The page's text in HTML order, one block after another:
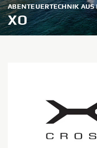
ABENTEUERTECHNIK
XO